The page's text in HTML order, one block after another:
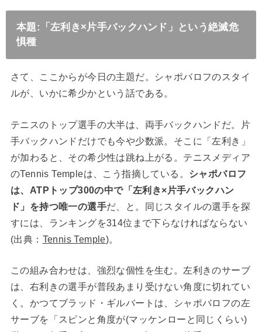
本題:「左利き×片手バックハンド」という絶滅危
惧種
さて、ここからが今日の主題だ。シャポバロフのスタイ
ルが、いかに希少かという話である。
テニスのトップ選手の大半は、両手バックハンドだ。片
手バックハンドだけでも今や少数派。そこに「左利き」
が加わると、その希少性は跳ね上がる。テニスメディア
のTennis Templeは、こう指摘している。 シャポバロフ
は、ATPトップ300の中で「左利き×片手バックハン
ド」を持つ唯一の選手だ、と。同じスタイルの選手を探
すには、ランキングを314位まで下らなければならない
(出典： Tennis Temple)。
この組み合わせは、強烈な個性を生む。左利きのサーブ
は、右利きの選手が普段あまり受けない角度に切れてい
く。かつてブラッド・ギルバートは、シャポバロフの左
サーブを「スピンと角度が(マッケンローと同じくらい)